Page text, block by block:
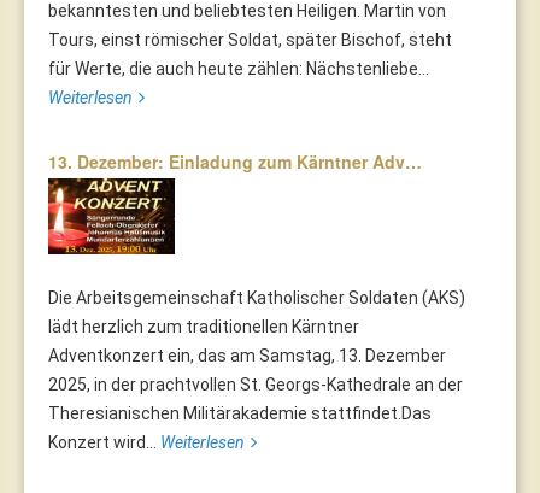
bekanntesten und beliebtesten Heiligen. Martin von
Tours, einst römischer Soldat, später Bischof, steht
für Werte, die auch heute zählen: Nächstenliebe...
Weiterlesen
13. Dezember: Einladung zum Kärntner Adv…
Die Arbeitsgemeinschaft Katholischer Soldaten (AKS)
lädt herzlich zum traditionellen Kärntner
Adventkonzert ein, das am Samstag, 13. Dezember
2025, in der prachtvollen St. Georgs-Kathedrale an der
Theresianischen Militärakademie stattfindet.Das
Konzert wird... Weiterlesen